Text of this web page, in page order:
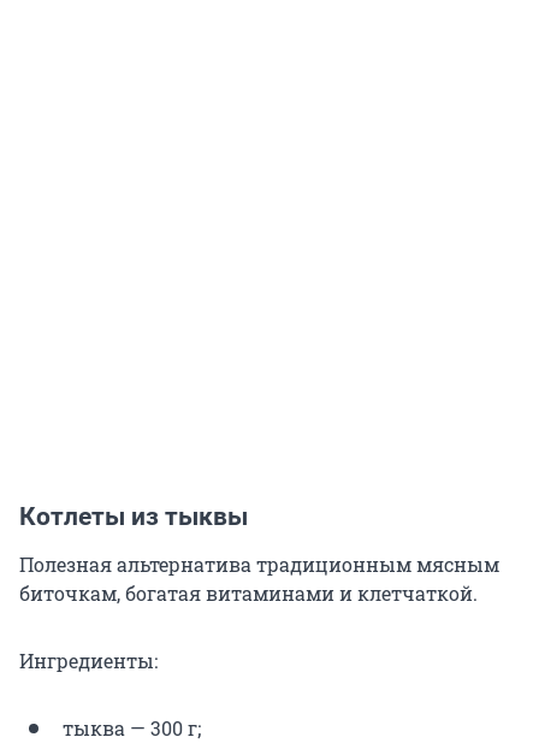
Котлеты из тыквы
Полезная альтернатива традиционным мясным
биточкам, богатая витаминами и клетчаткой.
Ингредиенты:
тыква — 300 г;